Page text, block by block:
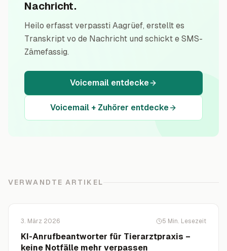
Nachricht.
Heilo erfasst verpassti Aagrüef, erstellt es
Transkript vo de Nachricht und schickt e SMS-
Zämefassig.
Voicemail entdecke
Voicemail + Zuhörer entdecke
VERWANDTE ARTIKEL
3. März 2026 5 Min. Lesezeit
KI-Anrufbeantworter für Tierarztpraxis –
keine Notfälle mehr verpassen